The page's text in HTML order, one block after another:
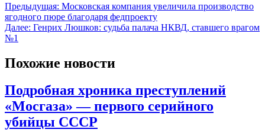
Предыдущая: Московская компания увеличила производство
ягодного пюре благодаря федпроекту
Далее: Генрих Люшков: судьба палача НКВД, ставшего врагом
№1
Похожие новости
Подробная хроника преступлений
«Мосгаза» — первого серийного
убийцы СССР